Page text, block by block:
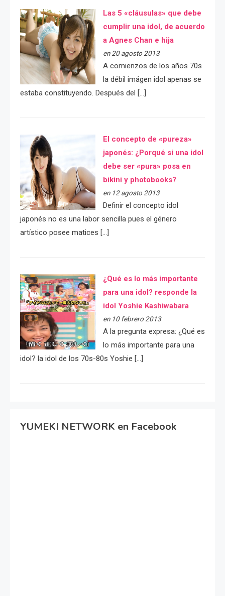
Las 5 «cláusulas» que debe
cumplir una idol, de acuerdo
a Agnes Chan e hija
en 20 agosto 2013
A comienzos de los años 70s
la débil imágen idol apenas se
estaba constituyendo. Después del […]
El concepto de «pureza»
japonés: ¿Porqué si una idol
debe ser «pura» posa en
bikini y photobooks?
en 12 agosto 2013
Definir el concepto idol
japonés no es una labor sencilla pues el género
artístico posee matices […]
¿Qué es lo más importante
para una idol? responde la
idol Yoshie Kashiwabara
en 10 febrero 2013
A la pregunta expresa: ¿Qué es
lo más importante para una
idol? la idol de los 70s-80s Yoshie […]
YUMEKI NETWORK en Facebook